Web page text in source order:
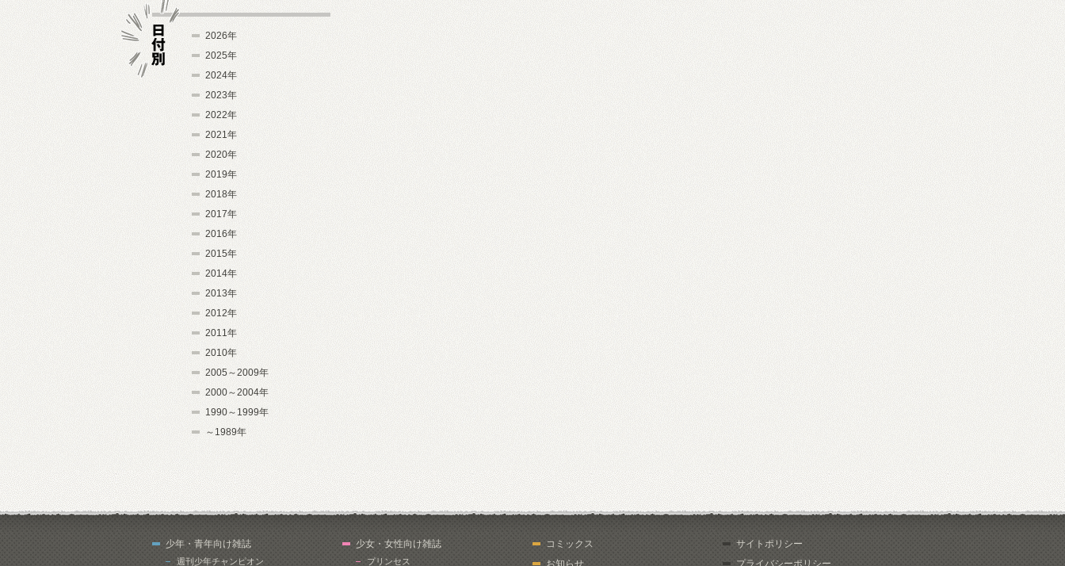
2026年
2025年
2024年
2023年
2022年
2021年
2020年
2019年
2018年
2017年
2016年
2015年
2014年
2013年
2012年
2011年
2010年
2005～2009年
2000～2004年
1990～1999年
～1989年
少年・青年向け雑誌
週刊少年チャンピオン
少女・女性向け雑誌
プリンセス
コミックス
お知らせ
サイトポリシー
プライバシーポリシー